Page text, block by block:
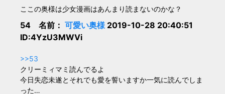
ここの奥様は少女漫画はあんまり読まないのかな？
54 名前： 可愛い奥様2019-10-28 20:40:51
ID:4YzU3MWVi
>>53
クリーミィマミ読んでるよ
今日失恋未遂とそれでも愛を誓いますか一気に読んでしま
った…